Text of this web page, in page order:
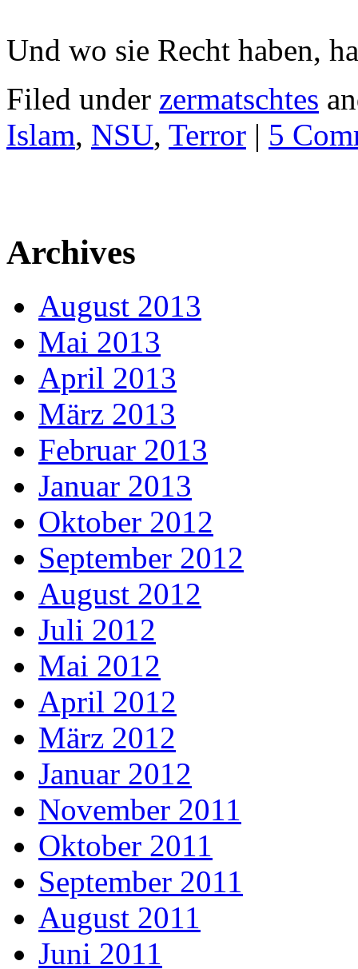
Und wo sie Recht haben,
Filed under zermatschtes
Islam, NSU, Terror | 5
Archives
August 2013
Mai 2013
April 2013
März 2013
Februar 2013
Januar 2013
Oktober 2012
September 2012
August 2012
Juli 2012
Mai 2012
April 2012
März 2012
Januar 2012
November 2011
Oktober 2011
September 2011
August 2011
Juni 2011